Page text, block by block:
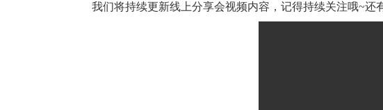
我们将持续更新线上分享会视频内容，记得持续关注哦~还